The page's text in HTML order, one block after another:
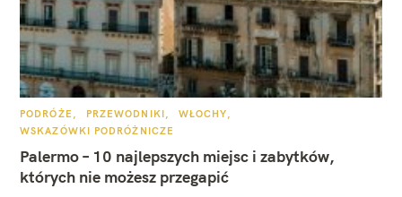
K
T
G
R
PODRÓŻE PRZEWODNIKI
WŁOCHY
WSKAZÓWKI PODRÓŻNICZE
Palermo – 10 najlepszych miejsc i zabytków,
których nie możesz przegapić